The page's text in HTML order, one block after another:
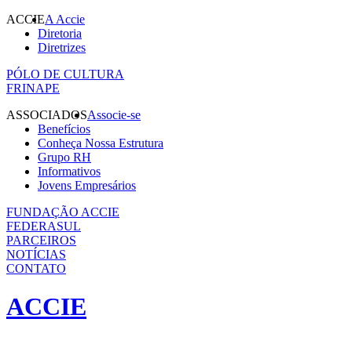
ACCIEA Accie
Diretoria
Diretrizes
PÓLO DE CULTURA
FRINAPE
ASSOCIADOSAssocie-se
Benefícios
Conheça Nossa Estrutura
Grupo RH
Informativos
Jovens Empresários
FUNDAÇÃO ACCIE
FEDERASUL
PARCEIROS
NOTÍCIAS
CONTATO
ACCIE